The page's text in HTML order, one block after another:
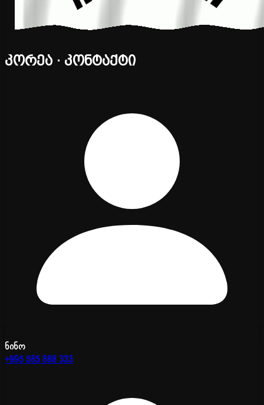
კორეა · კონტაქტი
ნინო
+995 585 888 333